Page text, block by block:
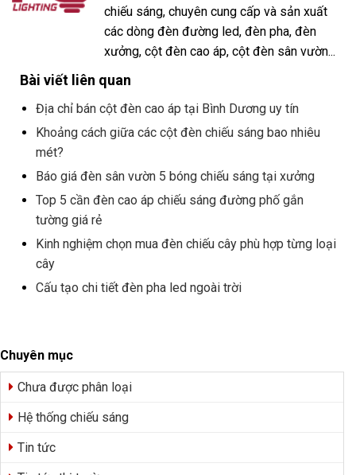
Chuyên mục
Chưa được phân loại
Hệ thống chiếu sáng
Tin tức
chiếu sáng, chuyên cung cấp và sản xuất
các dòng đèn đường led, đèn pha, đèn
xưởng, cột đèn cao áp, cột đèn sân vườn...
Bài viết liên quan
Địa chỉ bán cột đèn cao áp tại Bình Dương uy tín
Khoảng cách giữa các cột đèn chiếu sáng bao nhiêu
mét?
Báo giá đèn sân vườn 5 bóng chiếu sáng tại xưởng
Top 5 cần đèn cao áp chiếu sáng đường phố gắn
tường giá rẻ
Kinh nghiệm chọn mua đèn chiếu cây phù hợp từng loại
cây
Cấu tạo chi tiết đèn pha led ngoài trời